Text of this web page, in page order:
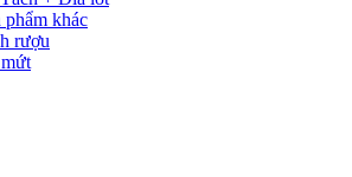
phẩm khác
rượu